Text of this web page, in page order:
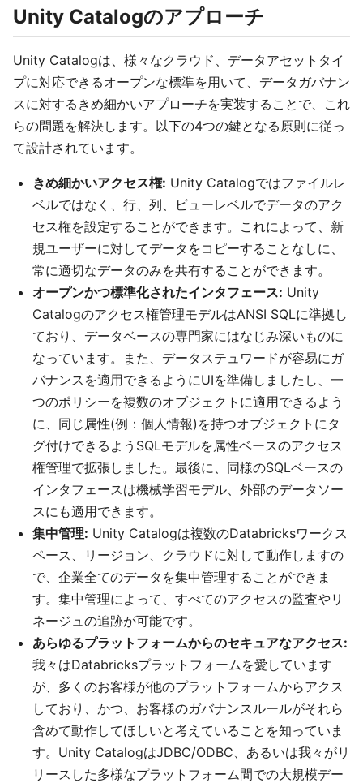
Unity Catalogのアプローチ
Unity Catalogは、様々なクラウド、データアセットタイ
プに対応できるオープンな標準を用いて、データガバナン
スに対するきめ細かいアプローチを実装することで、これ
らの問題を解決します。以下の4つの鍵となる原則に従っ
て設計されています。
きめ細かいアクセス権: Unity Catalogではファイルレ
ベルではなく、行、列、ビューレベルでデータのアク
セス権を設定することができます。これによって、新
規ユーザーに対してデータをコピーすることなしに、
常に適切なデータのみを共有することができます。
オープンかつ標準化されたインタフェース: Unity
Catalogのアクセス権管理モデルはANSI SQLに準拠し
ており、データベースの専門家にはなじみ深いものに
なっています。また、データステュワードが容易にガ
バナンスを適用できるようにUIを準備しましたし、一
つのポリシーを複数のオブジェクトに適用できるよう
に、同じ属性(例：個人情報)を持つオブジェクトにタ
グ付けできるようSQLモデルを属性ベースのアクセス
権管理で拡張しました。最後に、同様のSQLベースの
インタフェースは機械学習モデル、外部のデータソー
スにも適用できます。
集中管理: Unity Catalogは複数のDatabricksワークス
ペース、リージョン、クラウドに対して動作しますの
で、企業全てのデータを集中管理することができま
す。集中管理によって、すべてのアクセスの監査やリ
ネージュの追跡が可能です。
あらゆるプラットフォームからのセキュアなアクセス:
我々はDatabricksプラットフォームを愛しています
が、多くのお客様が他のプラットフォームからアクス
しており、かつ、お客様のガバナンスルールがそれら
含めて動作してほしいと考えていることを知っていま
す。Unity CatalogはJDBC/ODBC、あるいは我々がリ
リースした多様なプラットフォーム間での大規模デー